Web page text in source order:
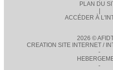
PLAN DU
ACCÉDER À
2026 ©
CREATION SITE INTERNET /
-
-